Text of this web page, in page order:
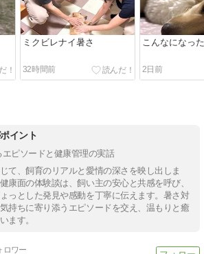
ミクビレナイ暑さ
32時間前
こんなになっ
2日前
イント
エピソードと健康管理の実話
て、飼育のリアルと愛情の深さを映し出しま
康面の体験談は、飼い主の安心と共感を呼び、
っとした発見や感動を丁寧に伝えます。暑さ対
持ちに寄り添うエピソードを交え、温もりと癒
ます。